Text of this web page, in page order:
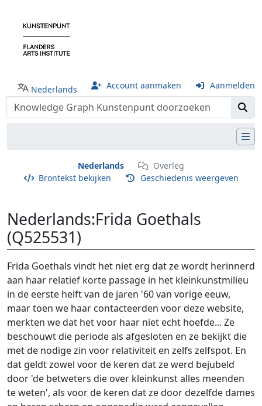
Nederlands Account aanmaken Aanmelden
Nederlands
Overleg
Brontekst bekijken
Geschiedenis weergeven
Nederlands:Frida Goethals
(Q525531)
Ga naar:navigatie,zoeken
Frida Goethals vindt het niet erg dat ze wordt herinnerd
aan haar relatief korte passage in het kleinkunstmilieu
in de eerste helft van de jaren '60 van vorige eeuw,
maar toen we haar contacteerden voor deze website,
merkten we dat het voor haar niet echt hoefde... Ze
beschouwt die periode als afgesloten en ze bekijkt die
met de nodige zin voor relativiteit en zelfs zelfspot. En
dat geldt zowel voor de keren dat ze werd bejubeld
door 'de betweters die over kleinkunst alles meenden
te weten', als voor de keren dat ze door dezelfde dames